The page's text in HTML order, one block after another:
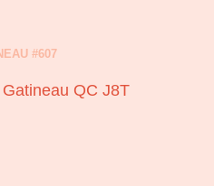
#607
Gatineau QC J8T